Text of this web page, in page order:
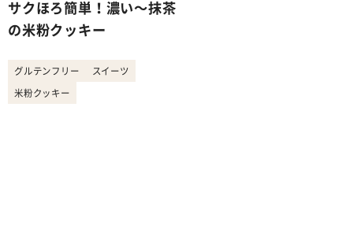
サクほろ簡単！濃い〜抹茶
の米粉クッキー
グルテンフリー スイーツ
米粉クッキー